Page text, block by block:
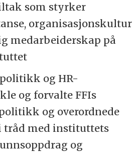
som styrker
organisasjonskultur
medarbeiderskap på
og HR-
og forvalte FFIs
og overordnede
tråd med instituttets
og